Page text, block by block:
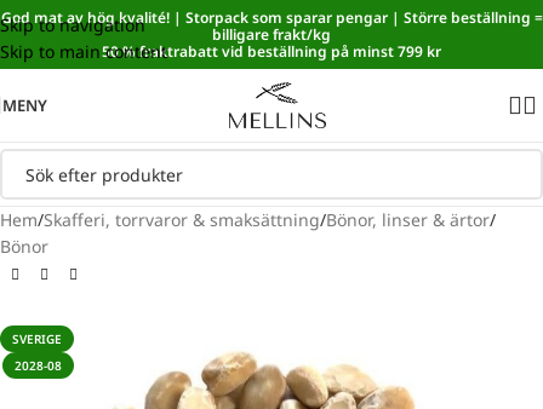
Skip to navigation
Skip to main content
Sänkt matmoms! I kassan dras automatiskt 5,35 % av från alla
varor.
God mat av hög kvalité! | Storpack som sparar pengar | Större beställning =
billigare frakt/kg
50 % fraktrabatt vid beställning på minst 799 kr
MENY
Hem/Skafferi, torrvaror & smaksättning/Bönor, linser & ärtor/
Bönor
SVERIGE
2028-08